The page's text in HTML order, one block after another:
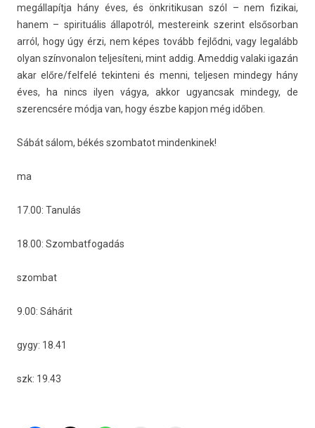
megállapítja hány éves, és önkritikusan szól – nem fizikai,
hanem – spirituális állapot­ról, mes­tereink szerint el­sősor­ban
arról, hogy úgy érzi, nem képes tovább fejlődni, vagy legalább
olyan szín­vonalon tel­jesíteni, mint addig. Amed­dig valaki igazán
akar előre/­felfelé tekin­teni és menni, tel­jes­en min­degy hány
éves, ha nincs ilyen vágya, akkor ugyancsak min­degy, de
szerencsére módja van, hogy észbe kap­jon még időben.
Sábát sálom, békés szom­batot min­denkinek!
ma
17.00: Tanulás
18.00: Szom­batfogadás
szom­bat
9.00: Sáhárit
gygy: 18.41
szk: 19.43